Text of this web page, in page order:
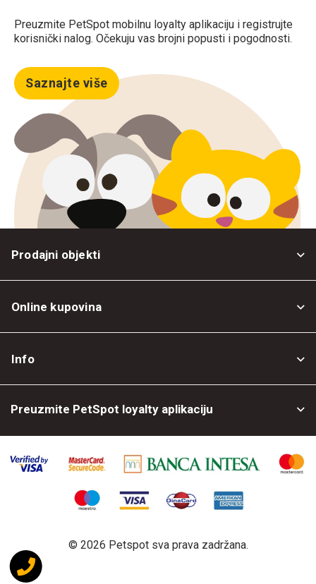
Preuzmite PetSpot mobilnu loyalty aplikaciju i registrujte
korisnički nalog. Očekuju vas brojni popusti i pogodnosti.
Saznajte više
Prodajni objekti
Online kupovina
Info
Preuzmite PetSpot loyalty aplikaciju
© 2026 Petspot sva prava zadržana.